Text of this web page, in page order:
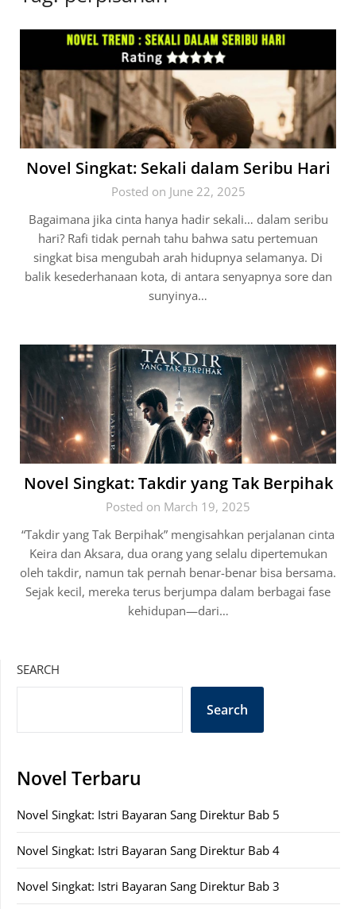
Novel Singkat: Sekali dalam Seribu Hari
Posted on June 22, 2025
Bagaimana jika cinta hanya hadir sekali… dalam seribu
hari? Rafi tidak pernah tahu bahwa satu pertemuan
singkat bisa mengubah arah hidupnya selamanya. Di
balik kesederhanaan kota, di antara senyapnya sore dan
sunyinya…
Novel Singkat: Takdir yang Tak Berpihak
Posted on March 19, 2025
“Takdir yang Tak Berpihak” mengisahkan perjalanan cinta
Keira dan Aksara, dua orang yang selalu dipertemukan
oleh takdir, namun tak pernah benar-benar bisa bersama.
Sejak kecil, mereka terus berjumpa dalam berbagai fase
kehidupan—dari…
SEARCH
Search
Novel Terbaru
Novel Singkat: Istri Bayaran Sang Direktur Bab 5
Novel Singkat: Istri Bayaran Sang Direktur Bab 4
Novel Singkat: Istri Bayaran Sang Direktur Bab 3